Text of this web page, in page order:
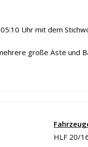
Uhr mit dem
große Äste und
HLF 20/